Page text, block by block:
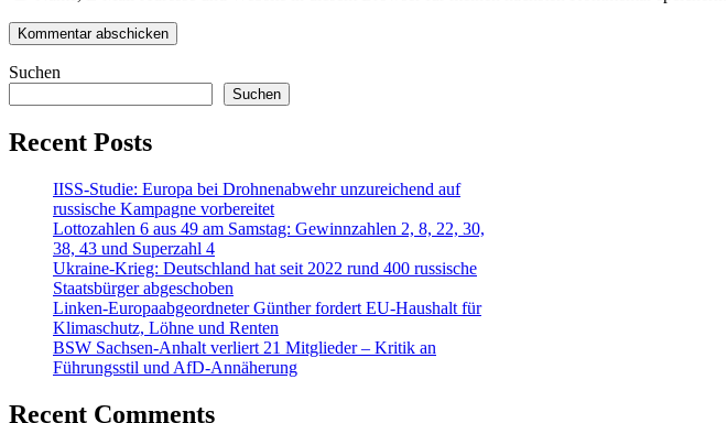
Suchen
Suchen
Recent Posts
IISS-Studie: Europa bei Drohnenabwehr unzureichend auf
russische Kampagne vorbereitet
Lottozahlen 6 aus 49 am Samstag: Gewinnzahlen 2, 8, 22, 30,
38, 43 und Superzahl 4
Ukraine-Krieg: Deutschland hat seit 2022 rund 400 russische
Staatsbürger abgeschoben
Linken-Europaabgeordneter Günther fordert EU-Haushalt für
Klimaschutz, Löhne und Renten
BSW Sachsen-Anhalt verliert 21 Mitglieder – Kritik an
Führungsstil und AfD-Annäherung
Recent Comments